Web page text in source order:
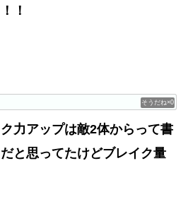
！
0
力アップは敵2体からって書
と思ってたけどブレイク量